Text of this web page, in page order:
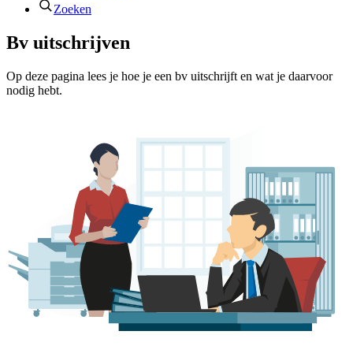
Zoeken
Bv uitschrijven
Op deze pagina lees je hoe je een bv uitschrijft en wat je daarvoor
nodig hebt.